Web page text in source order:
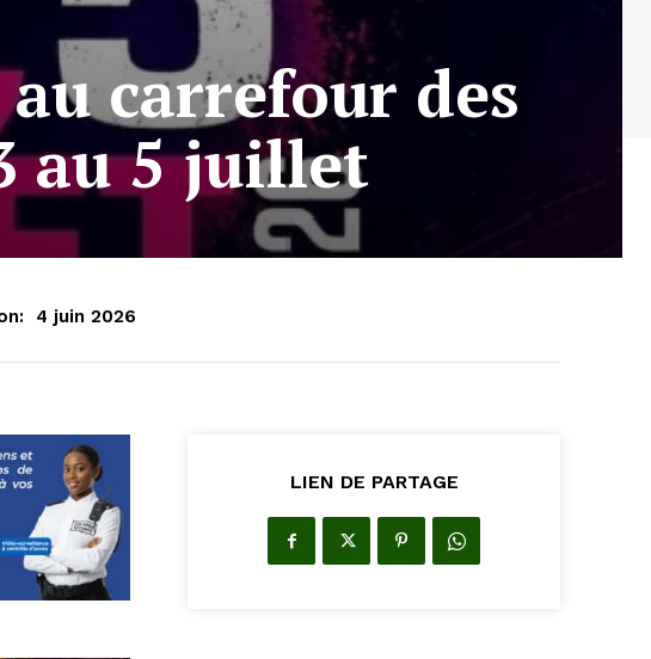
carrefour des
au 5 juillet
4 juin 2026
LIEN DE PARTAGE